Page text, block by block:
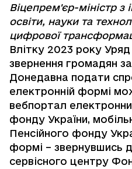
Віцепрем'єр-міністр з
освіти, науки та
цифрової
Влітку 2023 року
звернення громадян
Донедавна подати
електронній формі
вебпортал
фонду України,
Пенсійного фонду
формі – звернувшись
сервісного центру